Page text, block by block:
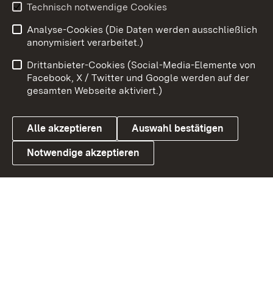
Link zum Landesportal
Impressum
Kontakt
Barrierefreiheit
Datenschutz
Cookies
Technisch notwendige Cookies
Analyse-Cookies (Die Daten werden ausschließlich
anonymisiert verarbeitet.)
Drittanbieter-Cookies (Social-Media-Elemente von
Facebook, X / Twitter und Google werden auf der
gesamten Webseite aktiviert.)
Alle akzeptieren Auswahl bestätigen
Notwendige akzeptieren